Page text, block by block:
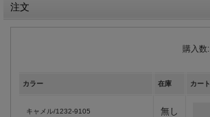
注文
購入数:
カラー 在庫 カート
キャメル/1232-9105 無し